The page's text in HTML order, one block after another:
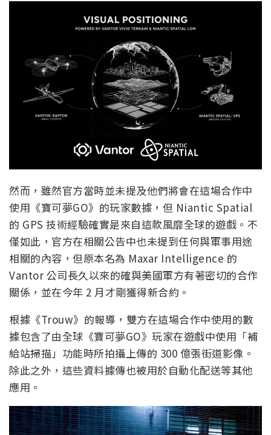
然而，雖然官方當時並未提及他們將會在這場合作中
使用《寶可夢GO》的玩家數據，但 Niantic Spatial
的 GPS 技術經驗確實是來自這款風靡全球的遊戲。不
僅如此，官方在相關公告中也未提到任何與軍事用途
相關的內容，但原本名為 Maxar Intelligence 的
Vantor 公司長久以來的確與美國軍方有著密切的合作
關係，並在今年 2 月才剛獲得新合約。
根據《Trouw》的報導，雙方在這場合作中使用的數
據包含了由全球《寶可夢GO》玩家在遊戲中使用「補
給站掃描」功能時所拍攝上傳的 300 億張街道影像。
除此之外，這些資料據傳也被用於自動化配送等其他
應用。